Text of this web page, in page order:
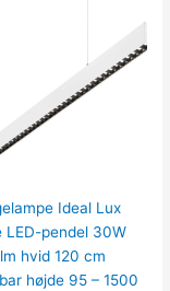
Ideal Lux
LED-pendel 30W
hvid 120 cm
højde 95 – 1500